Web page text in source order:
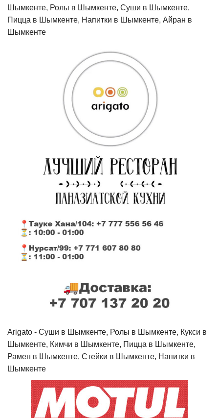
Шымкенте, Ролы в Шымкенте, Суши в Шымкенте,
Пицца в Шымкенте, Напитки в Шымкенте, Айран в
Шымкенте
Arigato - Cуши в Шымкенте, Ролы в Шымкенте, Кукси в
Шымкенте, Кимчи в Шымкенте, Пицца в Шымкенте,
Рамен в Шымкенте, Стейки в Шымкенте, Напитки в
Шымкенте